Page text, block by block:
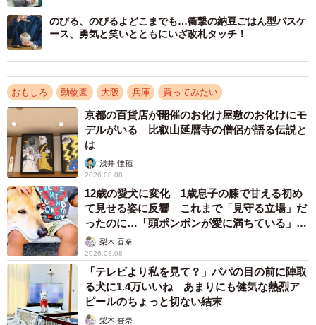
天王寺動物園限定バージョンは、キウイフルーツのブランドシールのよ
うなワッペン付き（提供）
果物のキウイフルーツと掛けて目を引く商品にできないか
と工夫しました。キウイフルーツのブランドシールを模し
たワッペンを付ける…などの細かい提案を気に入っていた
だき採用となりました。
のびる、のびるよどこまでも…衝撃の納豆ごはん型パスケ
ース、勇気と笑いとともにいざ改札タッチ！
おもしろ 動物園 大阪 兵庫 買ってみたい
京都の百貨店が開催のお化け屋敷のお化けにモ
デルがいる 比叡山延暦寺の僧侶が語る伝説と
は
浅井 佳穂
2026.08.08
12歳の愛犬に変化 1歳息子の膝で甘える初め
て見せる姿に反響 これまで「見守る立場」だ
ったのに…「頭ポンポンが愛に満ちている」
「尊…」
梨木 香奈
2026.08.08
「テレビより私を見て？」パパの目の前に陣取
る犬に1.4万いいね あまりにも健気な熱烈ア
ピールのちょっと切ない結末
梨木 香奈